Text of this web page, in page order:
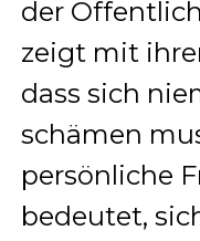
der
zeigt mit
dass sich
schämen
persönliche
bedeutet,